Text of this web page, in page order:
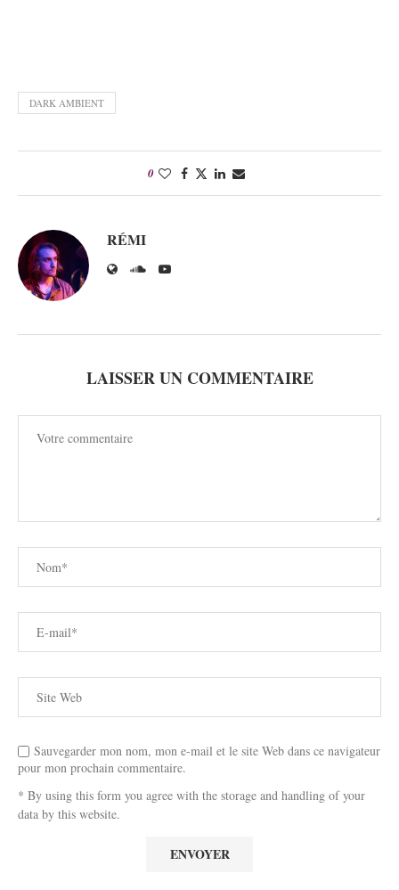
DARK AMBIENT
0
RÉMI
LAISSER UN COMMENTAIRE
Sauvegarder mon nom, mon e-mail et le site Web dans ce navigateur
pour mon prochain commentaire.
* By using this form you agree with the storage and handling of your
data by this website.